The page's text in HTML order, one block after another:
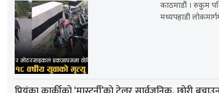
काठमाडौं । रुकुम
मध्यपहाडी